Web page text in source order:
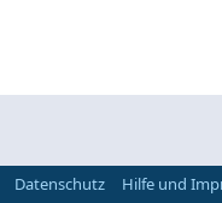
Datenschutz Hilfe und